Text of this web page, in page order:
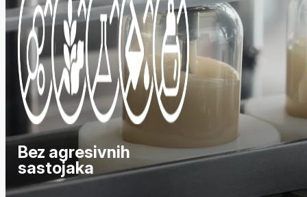
Bez agresivnih
sastojaka